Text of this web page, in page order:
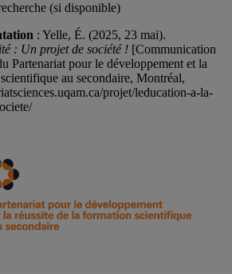
(si disponible)
: Yelle, É. (2025, 23 mai).
: Un projet de société ! [Communication
Partenariat pour le développement et la
au secondaire, Montréal,
projet/leducation-a-la-